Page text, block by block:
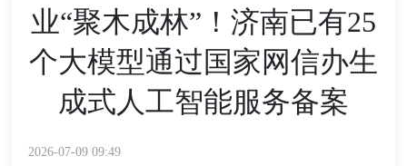
业“聚木成林”！济南已有25
个大模型通过国家网信办生
成式人工智能服务备案
2026-07-09 09:49